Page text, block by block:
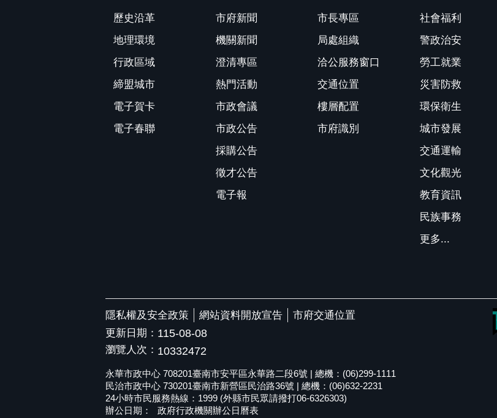
歷史沿革
地理環境
行政區域
締盟城市
電子賀卡
電子春聯
市府新聞
機關新聞
澄清專區
熱門活動
市政會議
市政公告
採購公告
徵才公告
電子報
市長專區
局處組織
洽公服務窗口
交通位置
樓層配置
市府識別
社會福利
警政治安
勞工就業
災害防救
環保衛生
城市發展
交通運輸
文化觀光
教育資訊
民族事務
更多...
隱私權及安全政策 網站資料開放宣告
市府交通位置
更新日期： 115-08-08
瀏覽人次： 10332472
永華市政中心 708201臺南市安平區永華路二段6號 | 總機：(06)299-1111
民治市政中心 730201臺南市新營區民治路36號 | 總機：(06)632-2231
24小時市民服務熱線：1999 (外縣市民眾請撥打06-6326303)
辦公日期：
政府行政機關辦公日曆表